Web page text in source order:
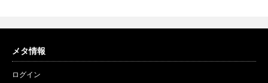
メタ情報
ログイン